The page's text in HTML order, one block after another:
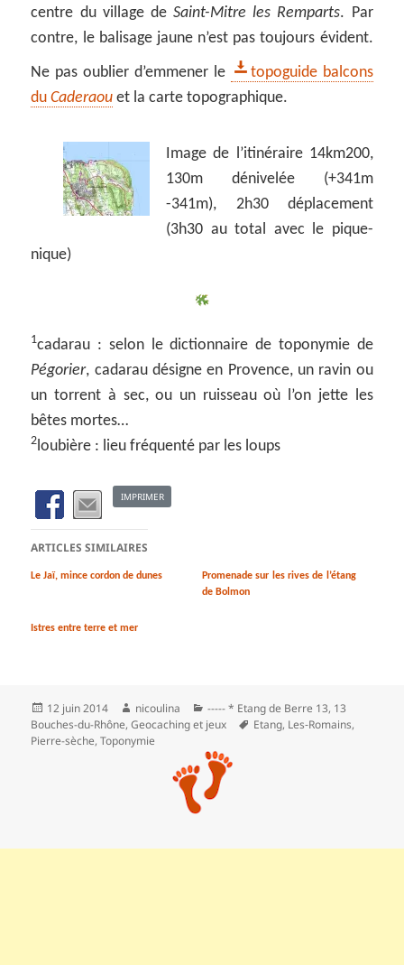
centre du village deSaint-Mitre les Remparts. Par
contre, le balisage jaune n’est pas toujours évident.
Ne pas oublier d’emmener le
topoguide balcons
duCaderaou et la carte topographique.
Image de l’itinéraire 14km200,
130m dénivelée (+341m
-341m), 2h30 déplacement
(3h30 au total avec le pique-
nique)
1cadarau : selon le dictionnaire de toponymie de
Pégorier, cadarau désigne en Provence, un ravin ou
un torrent à sec, ou un ruisseau où l’on jette les
bêtes mortes…
2loubière : lieu fréquenté par les loups
IMPRIMER
ARTICLES SIMILAIRES
Le Jaï, mince cordon de dunes
Promenade sur les rives de l’étang
de Bolmon
Istres entre terre et mer
Publié
le
12 juin 2014 Auteur
nicoulina Catégories
----- * Etang de Berre 13, 13
Bouches-du-Rhône,Geocaching et jeux Mots-
clés
Etang, Les‑Romains,
Pierre-sèche,Toponymie